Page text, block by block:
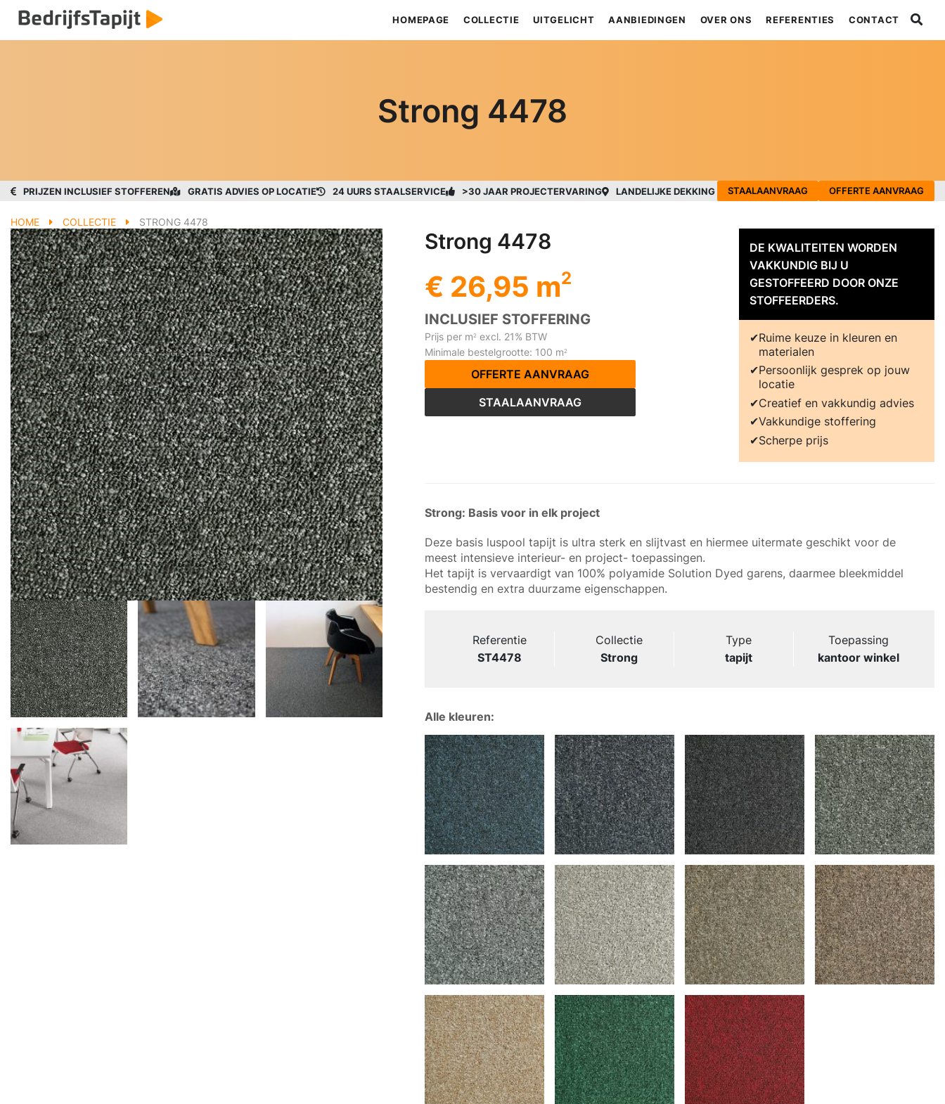
HOMEPAGE COLLECTIE UITGELICHT AANBIEDINGEN OVER ONS REFERENTIES CONTACT
Strong 4478
PRIJZEN INCLUSIEF STOFFEREN GRATIS ADVIES OP LOCATIE 24 UURS STAALSERVICE >30 JAAR PROJECTERVARING LANDELIJKE DEKKING STAALAANVRAAG OFFERTE AANVRAAG
HOME COLLECTIE STRONG 4478
Strong 4478
€ 26,95 m2
INCLUSIEF STOFFERING
Prijs per m2 excl. 21% BTW
Minimale bestelgrootte: 100 m2
OFFERTE AANVRAAG
STAALAANVRAAG
DE KWALITEITEN WORDEN
VAKKUNDIG BIJ U
GESTOFFEERD DOOR ONZE
STOFFEERDERS.
Ruime keuze in kleuren en
materialen
Persoonlijk gesprek op jouw
locatie
Creatief en vakkundig advies
Vakkundige stoffering
Scherpe prijs
Strong: Basis voor in elk project
Deze basis luspool tapijt is ultra sterk en slijtvast en hiermee uitermate geschikt voor de
meest intensieve interieur- en project- toepassingen.
Het tapijt is vervaardigt van 100% polyamide Solution Dyed garens, daarmee bleekmiddel
bestendig en extra duurzame eigenschappen.
Referentie
ST4478
Collectie
Strong
Type
tapijt
Toepassing
kantoor winkel
Alle kleuren: